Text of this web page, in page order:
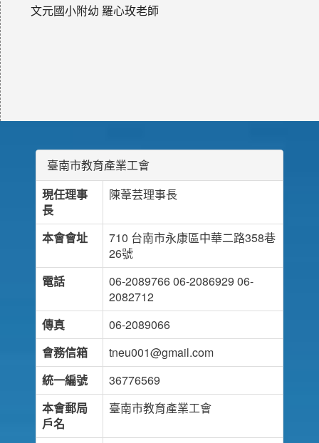
文元國小附幼 羅心玫老師
臺南市教育產業工會
現任理事
長
陳葦芸理事長
本會會址
710 台南市永康區中華二路358巷
26號
電話
06-2089766 06-2086929 06-
2082712
傳真
06-2089066
會務信箱
tneu001@gmail.com
統一編號
36776569
本會郵局
戶名
臺南市教育產業工會